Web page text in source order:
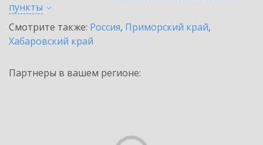
пункты
Смотрите также: Россия, Приморский край,
Хабаровский край
Партнеры в вашем регионе: